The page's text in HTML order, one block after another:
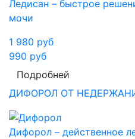
Ледисан – быстрое
мочи
1 980 руб
990 руб
Подробней
ДИФОРОЛ ОТ
Дифорол – действенное